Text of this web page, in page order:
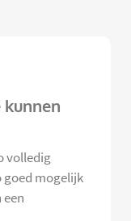
kunnen
volledig
goed mogelijk